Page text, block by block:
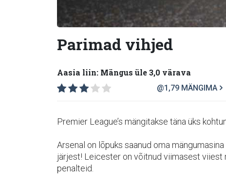
Parimad vihjed
Aasia liin: Mängus üle 3,0 värava
@1,79 MÄNGIMA
Premier League’s mängitakse täna üks
Arsenal on lõpuks saanud oma
järjest! Leicester on võitnud viimasest viiest
penalteid.